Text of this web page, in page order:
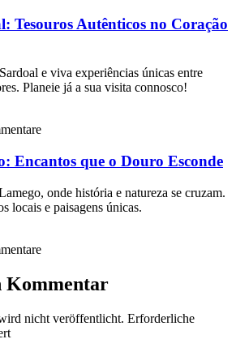
Tesouros Autênticos no Coração
e viva experiências únicas entre
Planeie já a sua visita connosco!
Encantos que o Douro Esconde
onde história e natureza se cruzam.
locais e paisagens únicas.
Kommentar
nicht veröffentlicht. Erforderliche